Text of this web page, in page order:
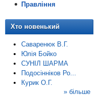
Правління
Хто новенький
Саваренюк В.Г.
Юлія Бойко
СУНІЛ ШАРМА
Подосінніков Ро...
Курик О.Г.
» більше